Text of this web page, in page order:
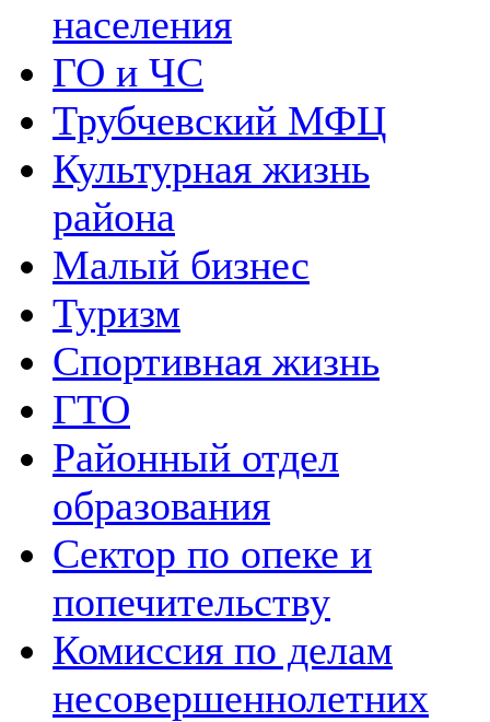
населения
ГО и ЧС
Трубчевский МФЦ
Культурная жизнь
района
Малый бизнес
Туризм
Спортивная жизнь
ГТО
Районный отдел
образования
Сектор по опеке и
попечительству
Комиссия по делам
несовершеннолетних